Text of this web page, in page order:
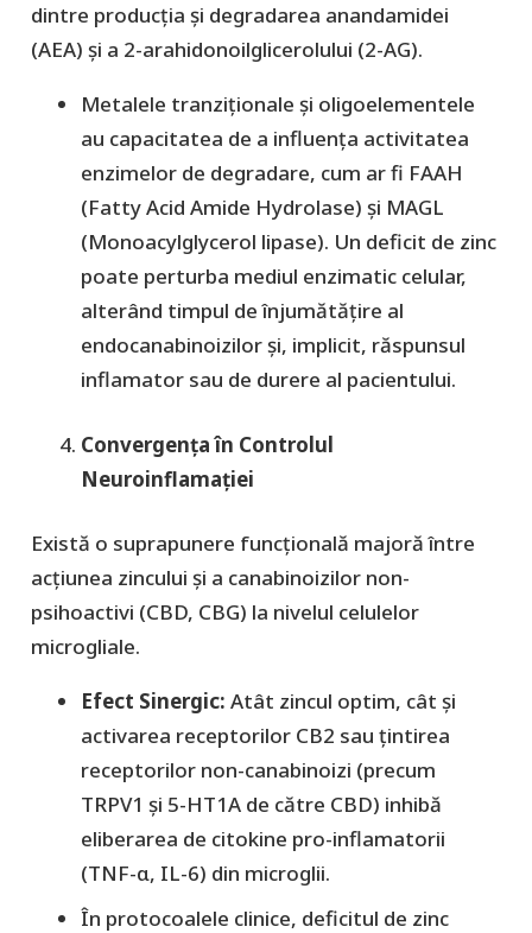
dintre producția și degradarea anandamidei
(AEA) și a 2-arahidonoilglicerolului (2-AG).
​Metalele tranziționale și oligoelementele
au capacitatea de a influența activitatea
enzimelor de degradare, cum ar fi FAAH
(Fatty Acid Amide Hydrolase) și MAGL
(Monoacylglycerol lipase). Un deficit de zinc
poate perturba mediul enzimatic celular,
alterând timpul de înjumătățire al
endocanabinoizilor și, implicit, răspunsul
inflamator sau de durere al pacientului.
Convergența în Controlul
Neuroinflamației
​Există o suprapunere funcțională majoră între
acțiunea zincului și a canabinoizilor non-
psihoactivi (CBD, CBG) la nivelul celulelor
microgliale.
Efect Sinergic: Atât zincul optim, cât și
activarea receptorilor CB2 sau țintirea
receptorilor non-canabinoizi (precum
TRPV1 și 5-HT1A de către CBD) inhibă
eliberarea de citokine pro-inflamatorii
(TNF-α, IL-6) din microglii.
​În protocoalele clinice, deficitul de zinc